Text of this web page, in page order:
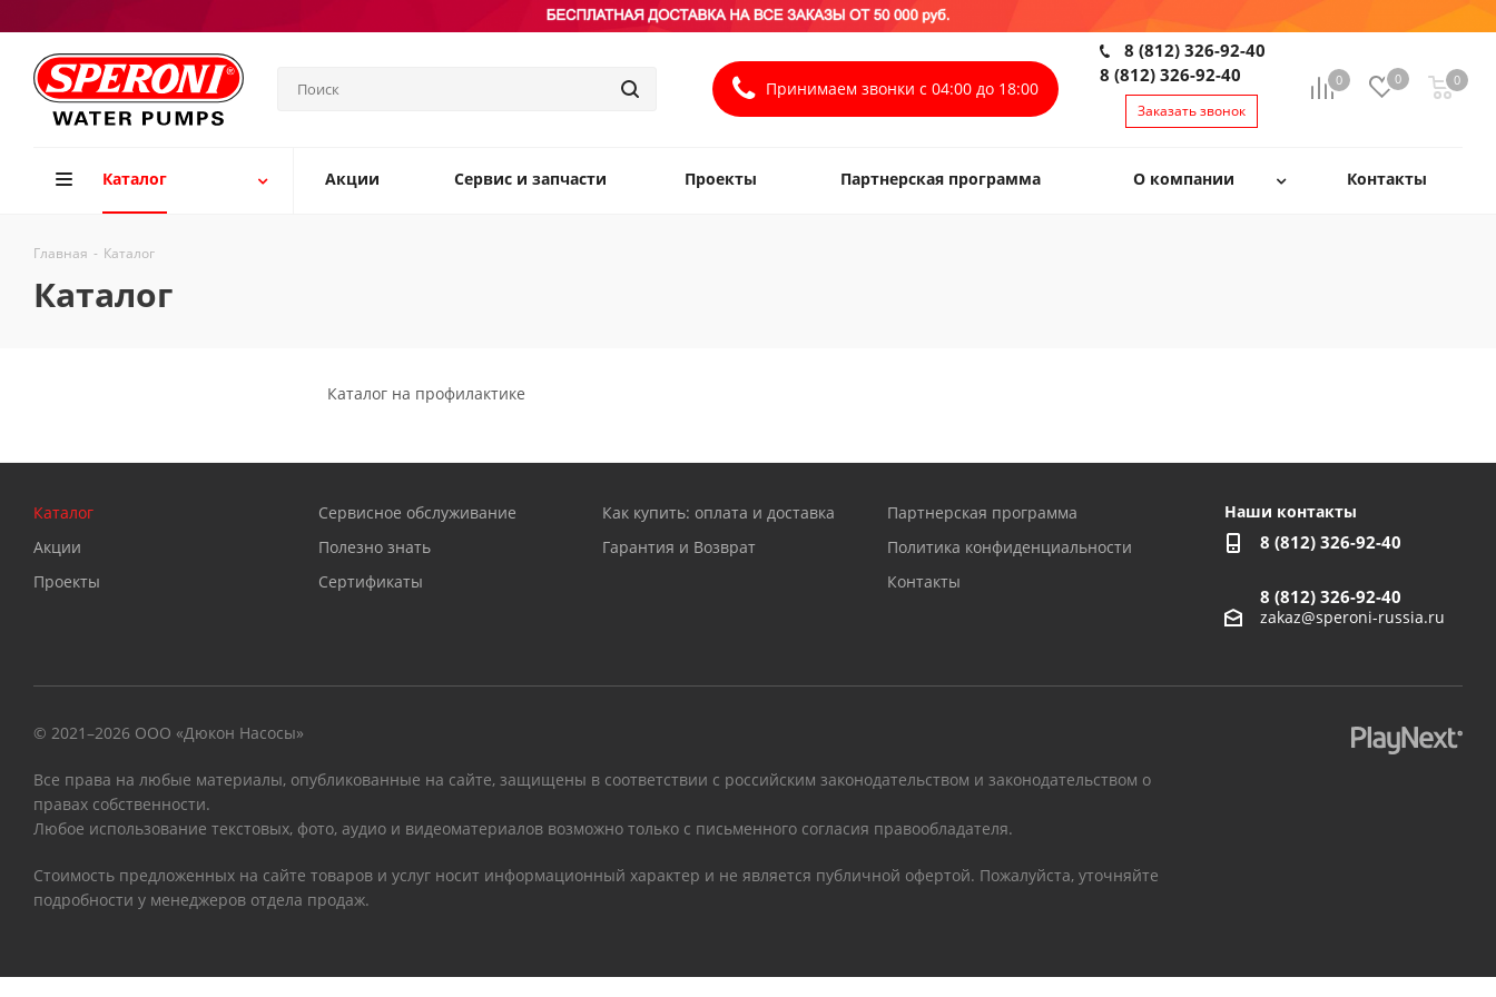
Принимаем звонки с 04:00 до 18:00 0 0 0
0
8 (812) 326-92-40
8 (812) 326-92-40
Заказать звонок
Каталог Акции Сервис и запчасти Проекты Партнерская программа О компании Контакты
Главная - Каталог
Каталог
Каталог на профилактике
Каталог
Акции
Проекты
Сервисное обслуживание
Полезно знать
Сертификаты
Как купить: оплата и доставка
Гарантия и Возврат
Партнерская программа
Политика конфиденциальности
Контакты
Наши контакты
8 (812) 326-92-40
8 (812) 326-92-40
zakaz@speroni-russia.ru
© 2021–2026 ООО «Дюкон Насосы»
Все права на любые материалы, опубликованные на сайте, защищены в соответствии с российским законодательством и законодательством о
правах собственности.
Любое использование текстовых, фото, аудио и видеоматериалов возможно только с письменного согласия правообладателя.
Стоимость предложенных на сайте товаров и услуг носит информационный характер и не является публичной офертой. Пожалуйста, уточняйте
подробности у менеджеров отдела продаж.